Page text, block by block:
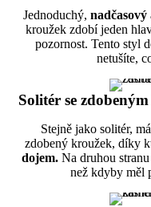
Jednoduchý,
kroužek zdobí jeden
pozornost. Tento styl
netušíte,
Solitér se
Stejně jako solitér,
zdobený kroužek, díky
dojem. Na druhou
než kdyby měl